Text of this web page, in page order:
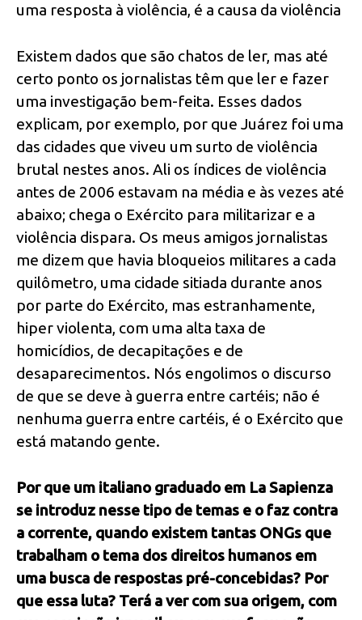
uma resposta à violência, é a causa da violência
Existem dados que são chatos de ler, mas até
certo ponto os jornalistas têm que ler e fazer
uma investigação bem-feita. Esses dados
explicam, por exemplo, por que Juárez foi uma
das cidades que viveu um surto de violência
brutal nestes anos. Ali os índices de violência
antes de 2006 estavam na média e às vezes até
abaixo; chega o Exército para militarizar e a
violência dispara. Os meus amigos jornalistas
me dizem que havia bloqueios militares a cada
quilômetro, uma cidade sitiada durante anos
por parte do Exército, mas estranhamente,
hiper violenta, com uma alta taxa de
homicídios, de decapitações e de
desaparecimentos. Nós engolimos o discurso
de que se deve à guerra entre cartéis; não é
nenhuma guerra entre cartéis, é o Exército que
está matando gente.
Por que um italiano graduado em La Sapienza
se introduz nesse tipo de temas e o faz contra
a corrente, quando existem tantas ONGs que
trabalham o tema dos direitos humanos em
uma busca de respostas pré-concebidas? Por
que essa luta? Terá a ver com sua origem, com